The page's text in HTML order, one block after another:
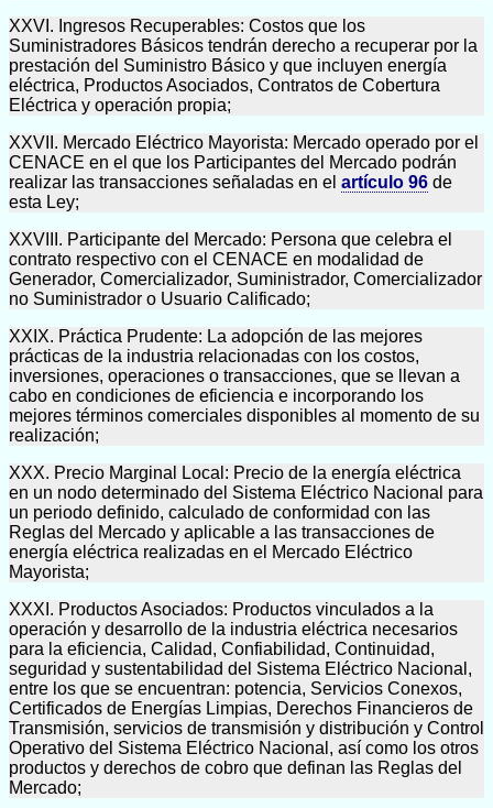
XXVI. Ingresos Recuperables: Costos que los
Suministradores Básicos tendrán derecho a recuperar por la
prestación del Suministro Básico y que incluyen energía
eléctrica, Productos Asociados, Contratos de Cobertura
Eléctrica y operación propia;
XXVII. Mercado Eléctrico Mayorista: Mercado operado por el
CENACE en el que los Participantes del Mercado podrán
realizar las transacciones señaladas en el artículo 96 de
esta Ley;
XXVIII. Participante del Mercado: Persona que celebra el
contrato respectivo con el CENACE en modalidad de
Generador, Comercializador, Suministrador, Comercializador
no Suministrador o Usuario Calificado;
XXIX. Práctica Prudente: La adopción de las mejores
prácticas de la industria relacionadas con los costos,
inversiones, operaciones o transacciones, que se llevan a
cabo en condiciones de eficiencia e incorporando los
mejores términos comerciales disponibles al momento de su
realización;
XXX. Precio Marginal Local: Precio de la energía eléctrica
en un nodo determinado del Sistema Eléctrico Nacional para
un periodo definido, calculado de conformidad con las
Reglas del Mercado y aplicable a las transacciones de
energía eléctrica realizadas en el Mercado Eléctrico
Mayorista;
XXXI. Productos Asociados: Productos vinculados a la
operación y desarrollo de la industria eléctrica necesarios
para la eficiencia, Calidad, Confiabilidad, Continuidad,
seguridad y sustentabilidad del Sistema Eléctrico Nacional,
entre los que se encuentran: potencia, Servicios Conexos,
Certificados de Energías Limpias, Derechos Financieros de
Transmisión, servicios de transmisión y distribución y Control
Operativo del Sistema Eléctrico Nacional, así como los otros
productos y derechos de cobro que definan las Reglas del
Mercado;